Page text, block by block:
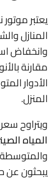
يعتبر
المنازل
وانخفاض
مقارنة
الأدوار
المنزل.
ويتراوح
المياه
يبحثون